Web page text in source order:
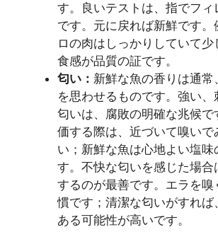
す。良いテストは、指でフィ
です。元に戻れば新鮮です。
ロの肉はしっかりしていて少
食感が品質の証です。
匂い： 新鮮な魚の香りは通常
を思わせるものです。強い
匂いは、腐敗の明確な兆候で
価する際は、近づいて嗅いで
い；新鮮な魚は心地よい塩味
す。不快な匂いを感じた場合
するのが最善です。エラを嗅
慣です；清潔な匂いがすれば
ある可能性が高いです。